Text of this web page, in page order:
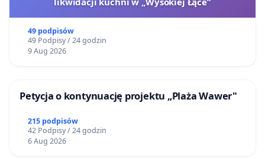
49 podpisów
49 Podpisy / 24 godzin
9 Aug 2026
Petycja o kontynuację projektu „Plaża Wawer"
215 podpisów
42 Podpisy / 24 godzin
6 Aug 2026